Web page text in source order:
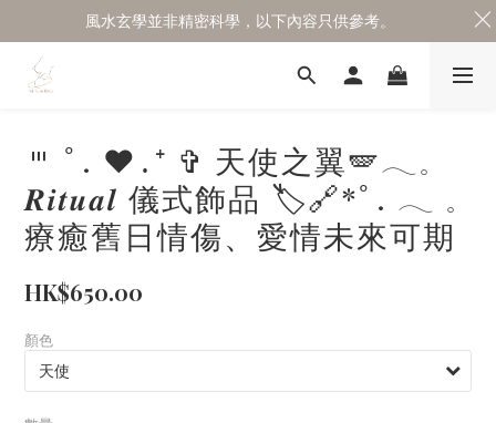
𐄉 ﾟ. ♥․⁺ ✞ 天使之翼🪽𓂃𓈒
𝑹𝒊𝒕𝒖𝒂𝒍 儀式飾品 🏷🔗*ﾟ. 𓂃 𓈒
療癒舊日情傷、愛情未來可期
HK$650.00
顏色
風水玄學並非精密科學，以下內容只供參考。